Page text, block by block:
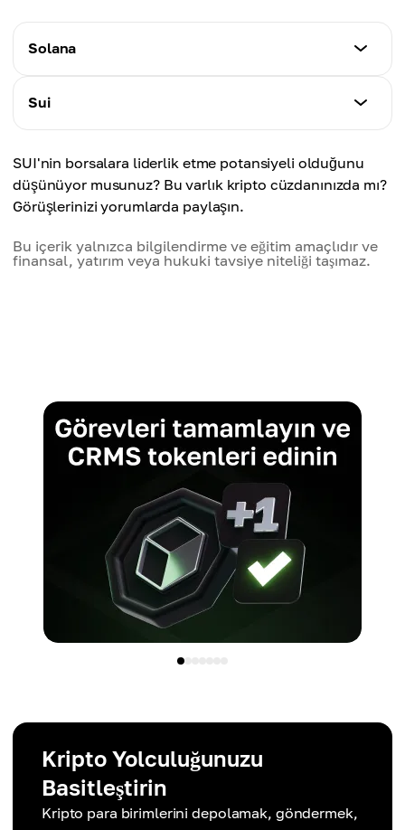
Solana
Lansman Tarihi
Mekanizma
Geçmiş Kanıtı (PoH), Hisse Kanıtı (PoS)
Merkezi olmayan uygulamalar (dApp'ler) için
65.000 TPS'ye kadar (kanıtlanmış)
Ölçeklenebilirlik
Yüksek ölçeklenebilirlik ancak ara sıra ağ tıkanıklığı
sorunlarıyla karşılaşıyor
Sui
2023
Mekanizma
Narwhal ve Bullshark
120.000+ TPS (teorik)
Paralel işlemlerle yüksek ölçeklenebilirlik için
SUI'nin borsalara liderlik etme potansiyeli olduğunu
düşünüyor musunuz? Bu varlık kripto cüzdanınızda mı?
Görüşlerinizi yorumlarda paylaşın.
Bu içerik yalnızca bilgilendirme ve eğitim amaçlıdır ve
finansal, yatırım veya hukuki tavsiye niteliği taşımaz.
Kripto Yolculuğunuzu
Basitleştirin
Kripto para birimlerini depolamak, göndermek,